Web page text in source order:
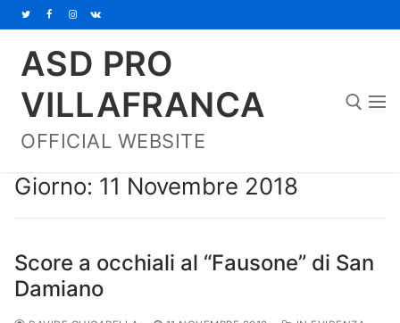
al
contenuto
ASD PRO
VILLAFRANCA
OFFICIAL WEBSITE
Giorno: 11 Novembre 2018
Score a occhiali al “Fausone” di San
Damiano